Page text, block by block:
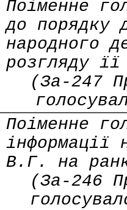
Поіменне
до порядку
народного
розгляду
(За-247
Поіменне
інформації
В.Г. на
(За-246